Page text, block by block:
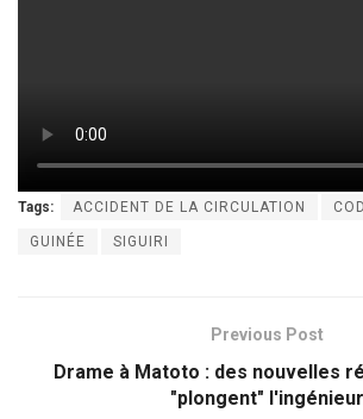
Tags: ACCIDENT DE LA CIRCULATION
GUINÉE SIGUIRI
Previous Post
Drame à Matoto : des nouvelles
"plongent" l'ingénieur